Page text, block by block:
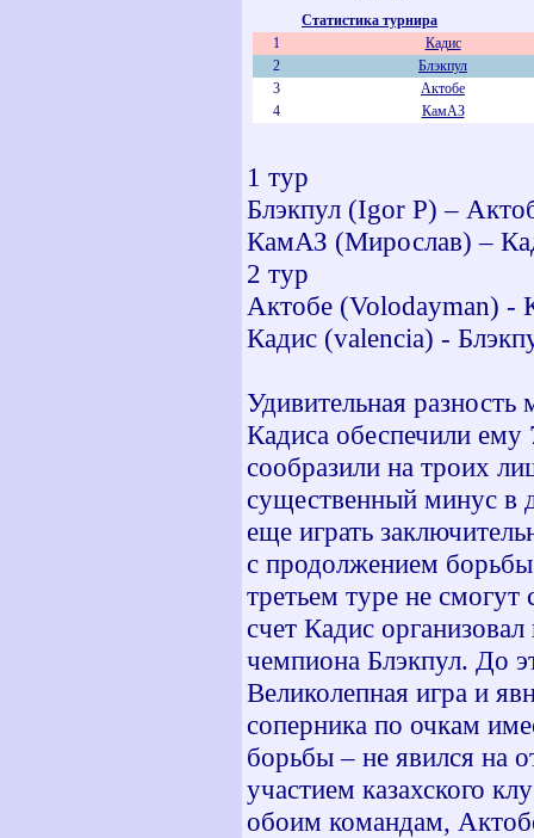
Статистика турнира
1
Кадис
2
Блэкпул
3
Актобе
4
КамАЗ
1 тур
Блэкпул (Igor P) –
КамАЗ (Мирослав) –
2 тур
Актобе (Volodayman)
Кадис (valencia) -
Удивительная
Кадиса обеспечили
сообразили на троих
существенный минус в
еще играть
с продолжением
третьем туре не
счет Кадис
чемпиона Блэкпул. До
Великолепная игра и
соперника по очкам
борьбы – не явился на
участием казахского
обоим командам,